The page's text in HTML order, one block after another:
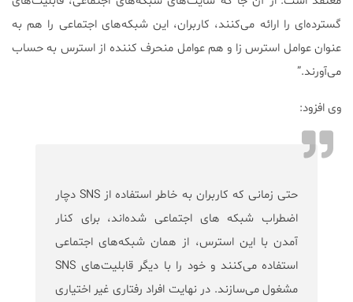
گسترده‌ای را ارائه می‌کنند، کاربران، این شبکه‌های اجتماعی را هم به
عنوان عوامل استرس زا و هم عوامل منحرف کننده از استرس به حساب
می‌آورند.”
وی افزود:
حتی زمانی که کاربران به خاطر استفاده از SNS دچار
اضطراب شبکه های اجتماعی شده‌اند، برای کنار
آمدن با این استرس، از همان شبکه‌های اجتماعی
استفاده می‌کنند و خود را با دیگر قابلیت‌های SNS
مشغول می‌سازند. در نهایت افراد رفتاری غیر اختیاری